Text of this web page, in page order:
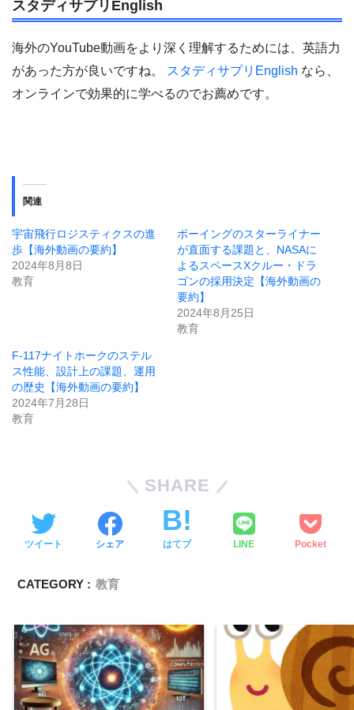
スタディサプリEnglish
海外のYouTube動画をより深く理解するためには、英語力
があった方が良いですね。
スタディサプリEnglish なら、
オンラインで効果的に学べるのでお薦めです。
関連
宇宙飛行ロジスティクスの進
歩【海外動画の要約】
2024年8月8日
教育
ボーイングのスターライナー
が直面する課題と、NASAに
よるスペースXクルー・ドラ
ゴンの採用決定【海外動画の
要約】
2024年8月25日
教育
F-117ナイトホークのステル
ス性能、設計上の課題、運用
の歴史【海外動画の要約】
2024年7月28日
教育
SHARE
ツイート シェア はてブ LINE Pocket
CATEGORY : 教育